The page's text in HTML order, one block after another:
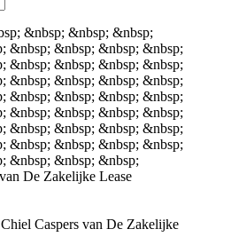
van De Zakelijke